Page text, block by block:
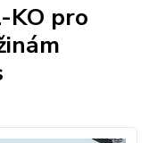
KO pro